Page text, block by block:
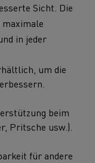
Sicht. Die
in jeder
um die
beim
Pritsche usw.).
für andere